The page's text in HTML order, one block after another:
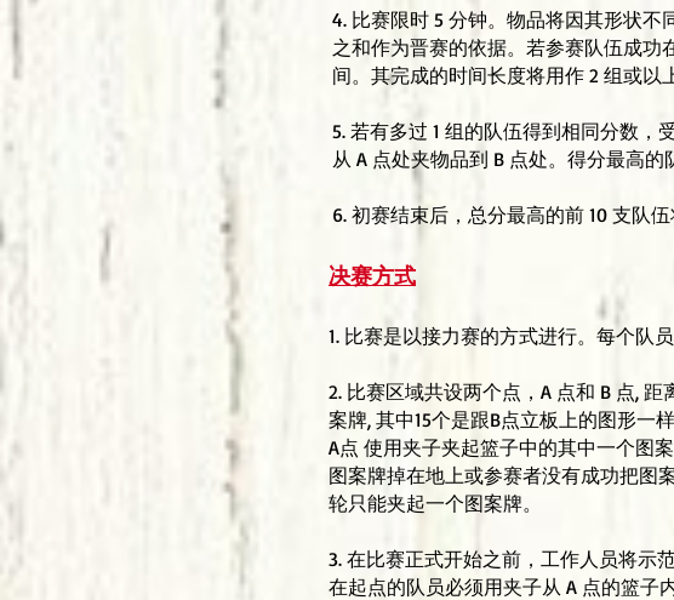
4. 比赛限时 5 分钟。物品将因其形状
之和作为晋赛的依据。若参赛队伍成功
间。其完成的时间长度将用作 2 组或以
5. 若有多过 1 组的队伍得到相同分数，
从 A 点处夹物品到 B 点处。得分最高的
6. 初赛结束后，总分最高的前 10 支队伍
决赛方式
1. 比赛是以接力赛的方式进行。每个队
2. 比赛区域共设两个点，A 点和 B 点,
案牌, 其中15个是跟B点立板上的图形一
A点 使用夹子夹起篮子中的其中一个图
图案牌掉在地上或参赛者没有成功把图
轮只能夹起一个图案牌。
3. 在比赛正式开始之前，工作人员将示
在起点的队员必须用夹子从 A 点的篮子